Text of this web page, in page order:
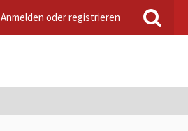
Anmelden oder registrieren